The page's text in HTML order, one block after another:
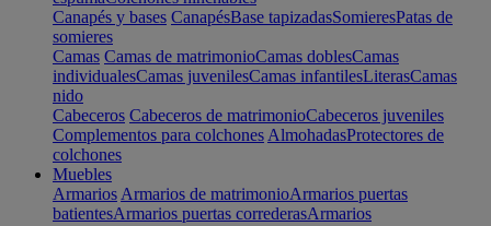
Canapés y bases CanapésBase tapizadasSomieresPatas de
somieres
Camas Camas de matrimonioCamas doblesCamas
individualesCamas juvenilesCamas infantilesLiterasCamas
nido
Cabeceros Cabeceros de matrimonioCabeceros juveniles
Complementos para colchones AlmohadasProtectores de
colchones
Muebles
Armarios Armarios de matrimonioArmarios puertas
batientesArmarios puertas correderasArmarios